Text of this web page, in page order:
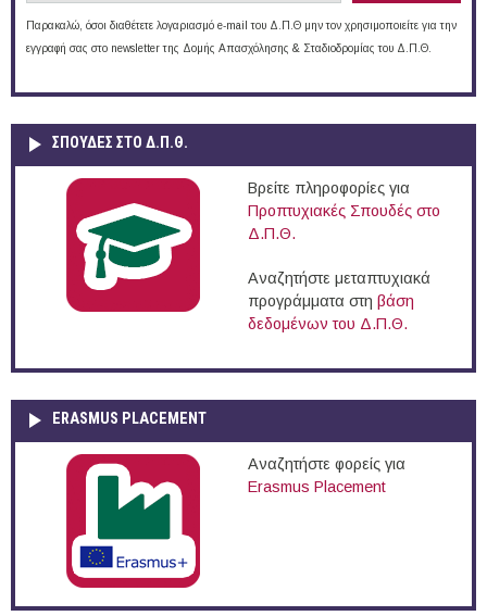
Παρακαλώ, όσοι διαθέτετε λογαριασμό e-mail του Δ.Π.Θ μην τον χρησιμοποιείτε για την
εγγραφή σας στο newsletter της Δομής Απασχόλησης & Σταδιοδρομίας του Δ.Π.Θ.
ΣΠΟΥΔΈΣ ΣΤΟ Δ.Π.Θ.
Βρείτε πληροφορίες για
Προπτυχιακές Σπουδές στο
Δ.Π.Θ.
Αναζητήστε μεταπτυχιακά
προγράμματα στη βάση
δεδομένων του Δ.Π.Θ.
ERASMUS PLACEMENT
Αναζητήστε φορείς για
Erasmus Placement